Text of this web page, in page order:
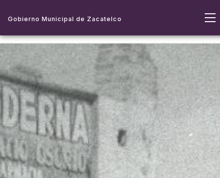
Gobierno Municipal de Zacatelco